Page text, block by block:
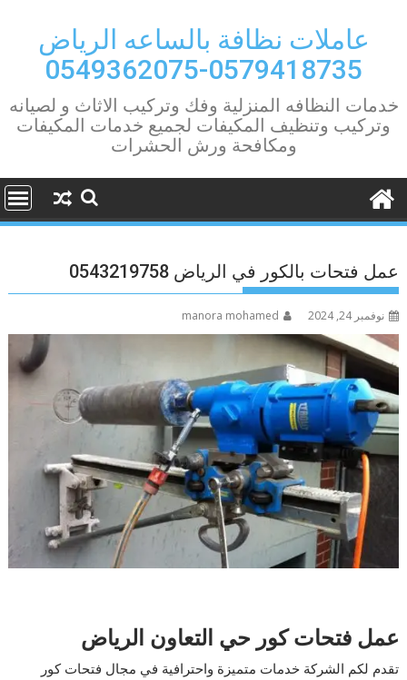
contentعاملات نظافة بالساعه الرياض
0579418735-0549362075
خدمات النظافه المنزلية وفك وتركيب الاثاث و لصيانه
وتركيب وتنظيف المكيفات لجميع خدمات المكيفات
ومكافحة ورش الحشرات
عمل فتحات بالكور في الرياض 0543219758
نوفمبر 24, 2024 manora mohamed
عمل فتحات كور حي التعاون الرياض
تقدم لكم الشركة خدمات متميزة واحترافية في مجال فتحات كور